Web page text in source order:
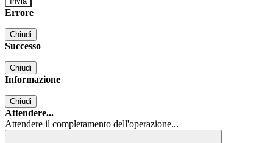
Errore
Chiudi
Successo
Chiudi
Informazione
Chiudi
Attendere...
Attendere il completamento dell'operazione...